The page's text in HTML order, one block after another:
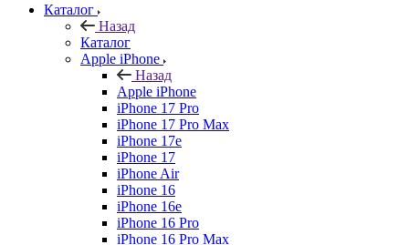
Каталог
Назад
Каталог
Apple iPhone
Назад
Apple iPhone
iPhone 17 Pro
iPhone 17 Pro Max
iPhone 17e
iPhone 17
iPhone Air
iPhone 16
iPhone 16e
iPhone 16 Pro
iPhone 16 Pro Max